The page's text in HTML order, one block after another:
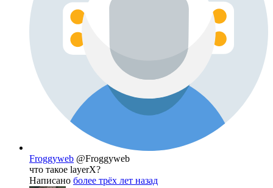
Froggyweb @Froggyweb
что такое layerX?
Написано более трёх лет назад